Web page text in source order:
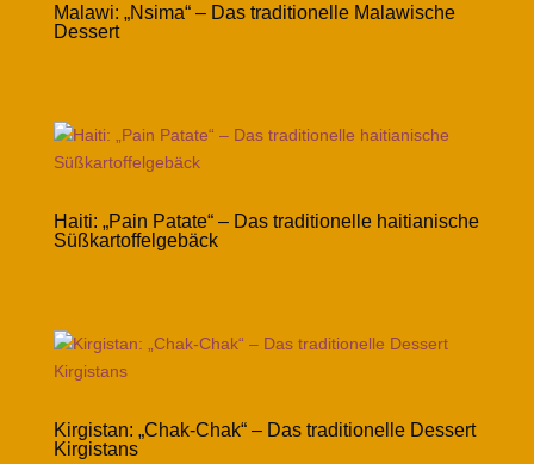
Malawi: „Nsima“ – Das traditionelle Malawische
Dessert
Haiti: „Pain Patate“ – Das traditionelle haitianische
Süßkartoffelgebäck
Kirgistan: „Chak-Chak“ – Das traditionelle Dessert
Kirgistans